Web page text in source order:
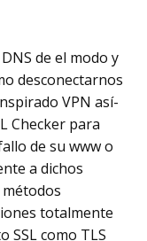
de el modo y
desconectarnos
VPN así­
Checker para
de su www o
a dichos
totalmente
SSL como TLS